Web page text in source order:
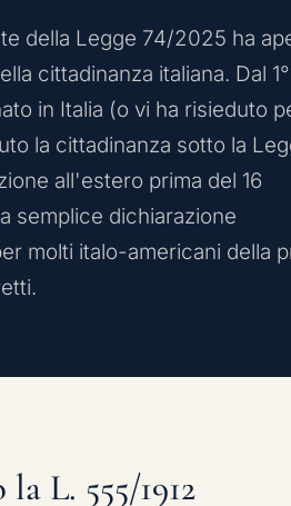
della Legge 74/2025 ha
cittadinanza italiana. Dal 1°
in Italia (o vi ha risieduto
la cittadinanza sotto la
all'estero prima del 16
semplice dichiarazione
molti italo-americani della
L. 555/1912